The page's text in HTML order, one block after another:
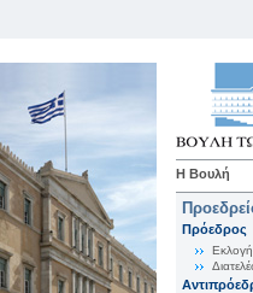
Η Βουλή
Πρόεδρος